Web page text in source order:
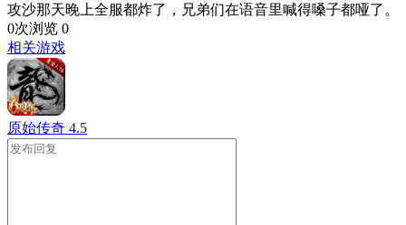
攻沙那天晚上全服都炸了，兄弟们在语音里喊得嗓子都哑了。
0次浏览 0
相关游戏
原始传奇 4.5